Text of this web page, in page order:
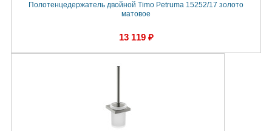
Полотенцедержатель двойной Timo Petruma 15252/17 золото
матовое
13 119 ₽